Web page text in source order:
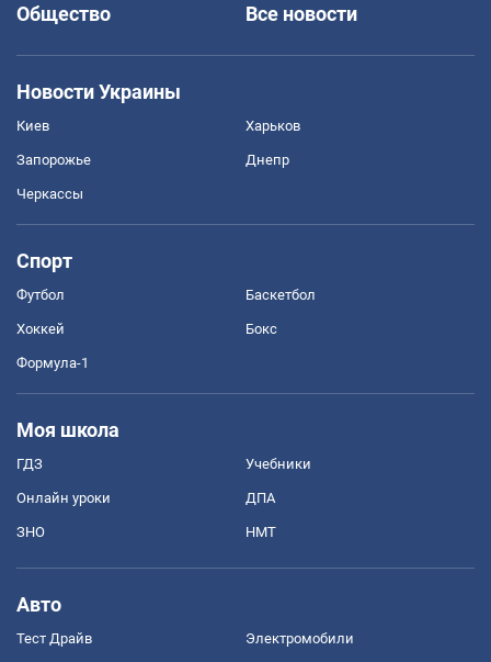
Общество
Все новости
Новости Украины
Киев Харьков
Запорожье Днепр
Черкассы
Спорт
Футбол Баскетбол
Хоккей Бокс
Формула-1
Моя школа
ГДЗ Учебники
Онлайн уроки ДПА
ЗНО НМТ
Авто
Тест Драйв Электромобили